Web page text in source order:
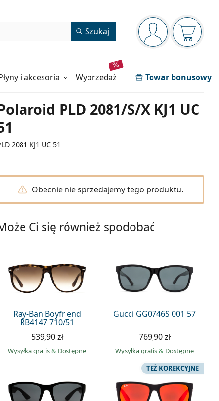
Panel nawigacyjny
jesteś
Koszyk
Szukaj
i akcesoria wyprzedaż Towar bonusowy
PLD 2081/S/X KJ1 UC
2081 KJ1 UC 51
Obecnie nie sprzedajemy tego produktu.
Ci się również spodobać
Ray-Ban Boyfriend
RB4147 710/51
539,90 zł
Wysyłka gratis& Dostępne
Gucci GG0746S 001 57
769,90 zł
Wysyłka gratis& Dostępne
TEŻ KOREKCYJNE